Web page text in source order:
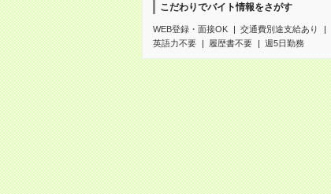
こだわりでバイト情報をさがす
WEB登録・面接OK
交通費別途支給あり
英語力不要
履歴書不要 週5日勤務